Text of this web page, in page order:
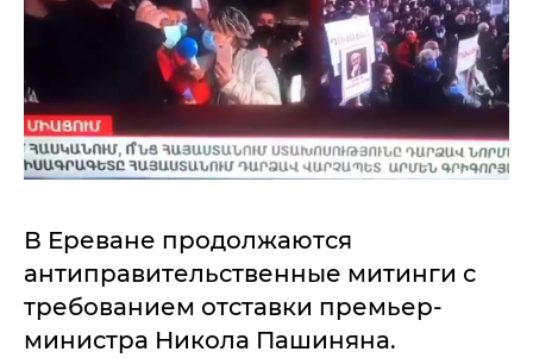
В Ереване продолжаются
антиправительственные митинги с
требованием отставки премьер-
министра Никола Пашиняна.